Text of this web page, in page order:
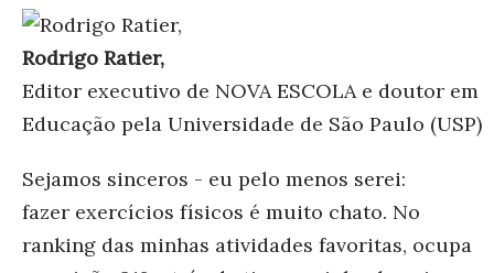
Rodrigo Ratier,
Editor executivo de NOVA ESCOLA e doutor em
Educação pela Universidade de São Paulo (USP)
Sejamos sinceros - eu pelo menos serei:
fazer exercícios físicos é muito chato. No
ranking das minhas atividades favoritas, ocupa